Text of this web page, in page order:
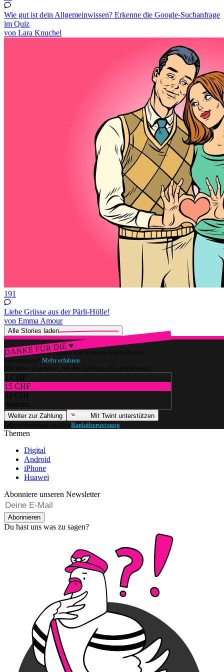
Wie gut ist dein Allgemeinwissen? Erkenne die Google-Suchanfrage
im Quiz
von Lara Knuchel
191
Liebe Grüsse aus der Pärli-Hölle!
von Emma Amour
Alle Stories laden
DANKE FÜR DIE ♥
Würdest du gerne watson und unseren Journalismus
unterstützen? Mehr erfahren
(Du wirst umgeleitet, um die Zahlung abzuschliessen.)
5 CHF
15 CHF
25 CHF
Anderer
Weiter zur Zahlung
Mit Twint unterstützen
Oder unterstütze uns per Banküberweisung
Themen
Digital
Android
iPhone
Huawei
Abonniere unseren Newsletter
Abonnieren
Du hast uns was zu sagen?